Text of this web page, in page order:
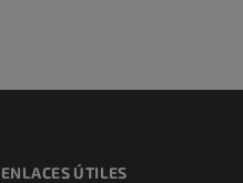
ENLACES ÚTILES